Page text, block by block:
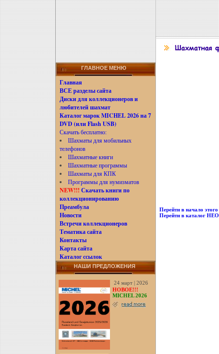
ГЛАВНОЕ МЕНЮ
Главная
ВСЕ разделы сайта
Диски для коллекционеров и
любителей шахмат
Каталог марок MICHEL 2026 на 7
DVD (или Flash USB)
Скачать бесплатно:
Шахматы для мобильных
телефонов
Шахматные книги
Шахматные программы
Шахматы для КПК
Программы для нумизматов
NEW!!! Скачать книги по
коллекционированию
Преамбула
Новости
Встречи коллекционеров
Тематика сайта
Контакты
Карта сайта
Каталог ссылок
НАШИ ПРЕДЛОЖЕНИЯ
24 март | 2026
НОВОЕ!!!
MICHEL 2026
Перейти в начало
Перейти в каталог